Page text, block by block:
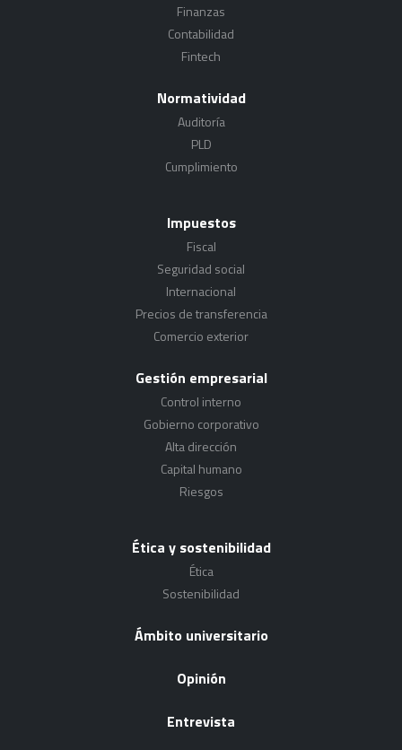
Finanzas
Contabilidad
Fintech
Normatividad
Auditoría
PLD
Cumplimiento
Impuestos
Fiscal
Seguridad social
Internacional
Precios de transferencia
Comercio exterior
Gestión empresarial
Control interno
Gobierno corporativo
Alta dirección
Capital humano
Riesgos
Ética y sostenibilidad
Ética
Sostenibilidad
Ámbito universitario
Opinión
Entrevista